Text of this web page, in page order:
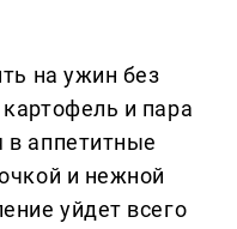
на ужин без
и пара
в аппетитные
и нежной
уйдет всего